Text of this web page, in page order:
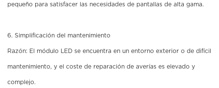
pequeño para satisfacer las necesidades de pantallas de alta gama.
6. Simplificación del mantenimiento
Razón: El módulo LED se encuentra en un entorno exterior o de difícil
mantenimiento, y el coste de reparación de averías es elevado y
complejo.